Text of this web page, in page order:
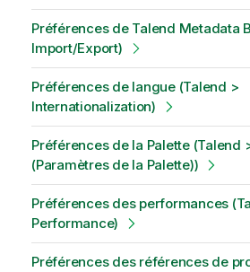
Préférences de Talend Metadata
Import/Export)
Préférences de langue (Talend >
Internationalization)
Préférences de la Palette (Talend
(Paramètres de la Palette))
Préférences des performances
Performance)
Préférences des références de